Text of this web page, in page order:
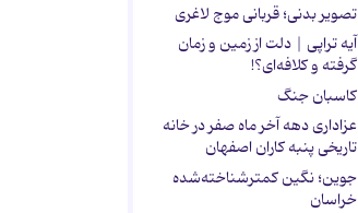
تصویر بدنی؛ قربانی موج لاغری
آیه تراپی | دلت از زمین و زمان
گرفته و کلافه‌ای؟!
کاسبان جنگ
عزاداری دهه آخر ماه صفر در خانه
تاریخی پنبه کاران اصفهان
جوین؛ نگین کمترشناخته‌شده
خراسان